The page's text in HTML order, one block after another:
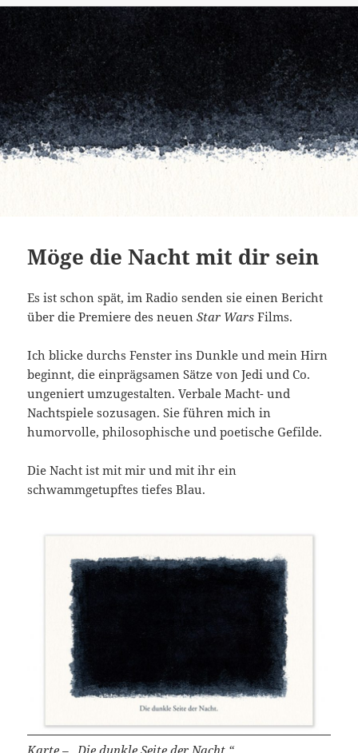
Möge die Nacht mit dir sein
Es ist schon spät, im Radio senden sie einen Bericht
über die Premiere des neuenStar Wars Films.
Ich blicke durchs Fenster ins Dunkle und mein Hirn
beginnt, die einprägsamen Sätze von Jedi und Co.
ungeniert umzugestalten. Verbale Macht- und
Nachtspiele sozusagen. Sie führen mich in
humorvolle, philosophische und poetische Gefilde.
Die Nacht ist mit mir und mit ihr ein
schwammgetupftes tiefes Blau.
Karte – „Die dunkle Seite der Nacht.“